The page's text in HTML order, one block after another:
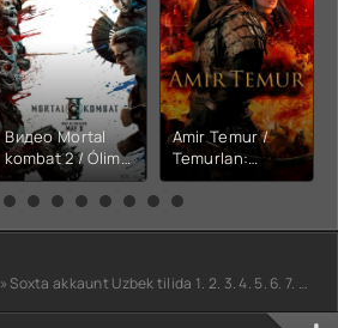
Видео Mortal
kombat 2 / Ólim
jangi 2 (2026)
Uzbek tilida
Amir Temur /
Temurlan:
Fathchining
yuksalishi
tarjima kino Full
HD tas-ix
» Soxta akkaunt Uzbek tilida 1. 2. 3. 4. 5. 6. 7. 8. 9. 10. 50. 100. 200. 300 Qism O'zbek tilida Turk seriali